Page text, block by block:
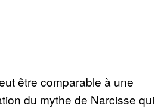
être comparable à une
du mythe de Narcisse qui